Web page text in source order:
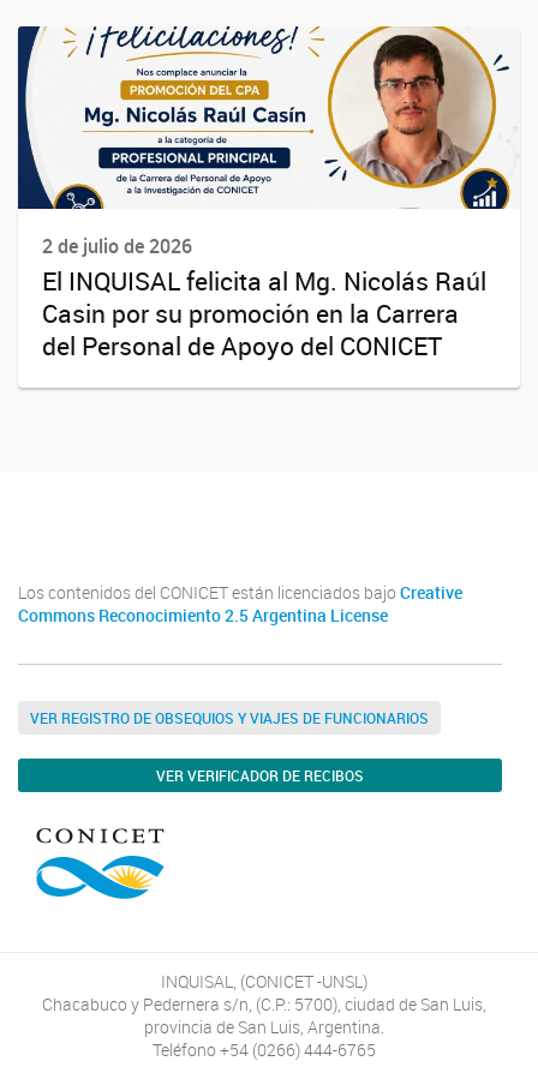
2 de julio de 2026
El INQUISAL felicita al Mg. Nicolás Raúl
Casin por su promoción en la Carrera
del Personal de Apoyo del CONICET
Los contenidos del CONICET están licenciados bajo Creative
Commons Reconocimiento 2.5 Argentina License
VER REGISTRO DE OBSEQUIOS Y VIAJES DE FUNCIONARIOS
VER VERIFICADOR DE RECIBOS
INQUISAL, (CONICET -UNSL)
Chacabuco y Pedernera s/n, (C.P.: 5700), ciudad de San Luis,
provincia de San Luis, Argentina.
Teléfono +54 (0266) 444-6765